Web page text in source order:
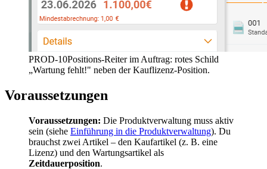
PROD-10Positions-Reiter im Auftrag: rotes Schild
„Wartung fehlt!" neben der Kauflizenz-Position.
Voraussetzungen
Voraussetzungen: Die Produktverwaltung muss aktiv
sein (siehe Einführung in die Produktverwaltung). Du
brauchst zwei Artikel – den Kaufartikel (z. B. eine
Lizenz) und den Wartungsartikel als
Zeitdauerposition.